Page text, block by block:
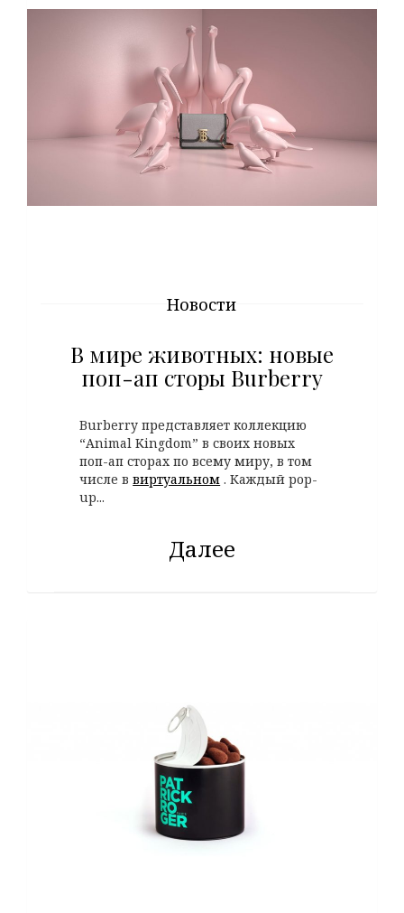
Новости
В мире животных: новые
поп-ап сторы Burberry
Burberry представляет коллекцию
“Animal Kingdom” в своих новых
поп-ап сторах по всему миру, в том
числе ввиртуальном . Каждый pop-
up...
Далее